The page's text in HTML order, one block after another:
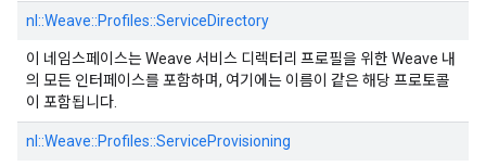
nl::Weave::Profiles::ServiceDirectory
이 네임스페이스는 Weave 서비스 디렉터리 프로필을 위한 Weave 내
의 모든 인터페이스를 포함하며, 여기에는 이름이 같은 해당 프로토콜
이 포함됩니다.
nl::Weave::Profiles::ServiceProvisioning